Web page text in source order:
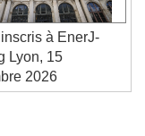
à EnerJ-
Lyon, 15
2026